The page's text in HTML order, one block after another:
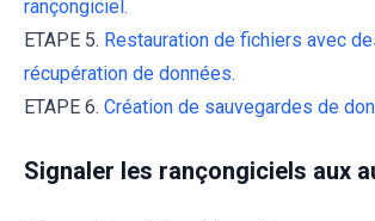
rançongiciel.
ETAPE 5. Restauration de fichiers avec
récupération de données.
ETAPE 6. Création de sauvegardes de
Signaler les rançongiciels aux